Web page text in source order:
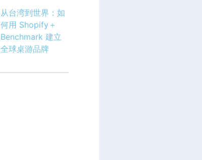
从台湾到世界：如
何用 Shopify＋
Benchmark 建立
全球桌游品牌